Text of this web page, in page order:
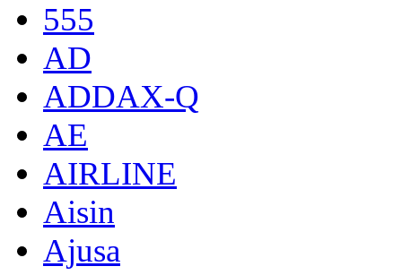
555
AD
ADDAX-Q
AE
AIRLINE
Aisin
Ajusa